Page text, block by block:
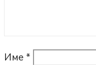
Име *